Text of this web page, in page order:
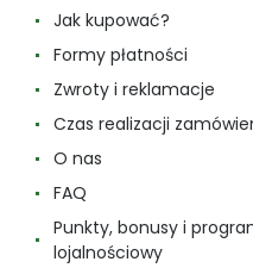
Jak kupować?
Formy płatności
Zwroty i reklamacje
Czas realizacji
O nas
FAQ
Punkty, bonusy i
lojalnościowy